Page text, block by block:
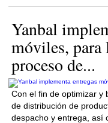
Yanbal
móviles, para
proceso de...
Con el fin de optimizar y
de distribución de
despacho y entrega, así